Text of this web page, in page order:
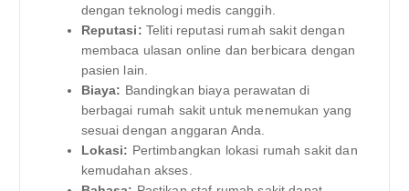
dengan teknologi medis canggih.
Reputasi: Teliti reputasi rumah sakit dengan
membaca ulasan online dan berbicara dengan
pasien lain.
Biaya: Bandingkan biaya perawatan di
berbagai rumah sakit untuk menemukan yang
sesuai dengan anggaran Anda.
Lokasi: Pertimbangkan lokasi rumah sakit dan
kemudahan akses.